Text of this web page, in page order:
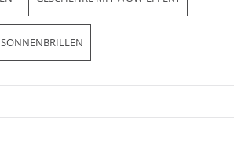
SONNENBRILLEN